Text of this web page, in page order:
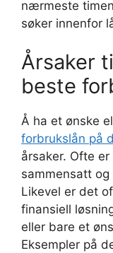
nærmeste
søker innenfor
Årsaker
beste
Å ha et ønske
forbrukslån på
årsaker. Ofte
sammensatt
Likevel er det
finansiell
eller bare et
Eksempler på